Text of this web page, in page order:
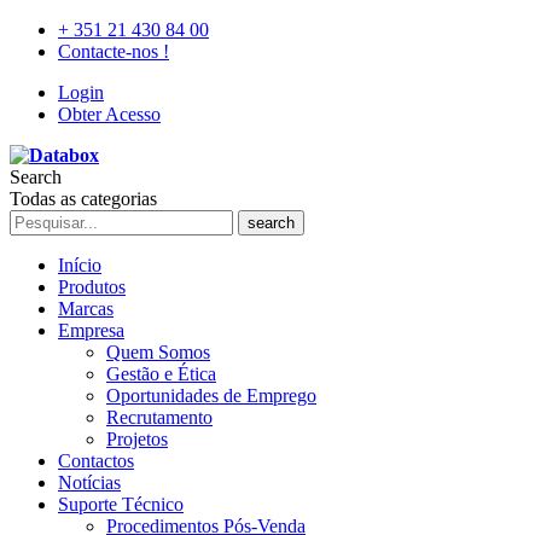
+ 351 21 430 84 00
Contacte-nos !
Login
Obter Acesso
Search
Todas as categorias
search
Início
Produtos
Marcas
Empresa
Quem Somos
Gestão e Ética
Oportunidades de Emprego
Recrutamento
Projetos
Contactos
Notícias
Suporte Técnico
Procedimentos Pós-Venda